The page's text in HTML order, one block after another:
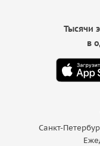
Санкт-
Тысячи
в